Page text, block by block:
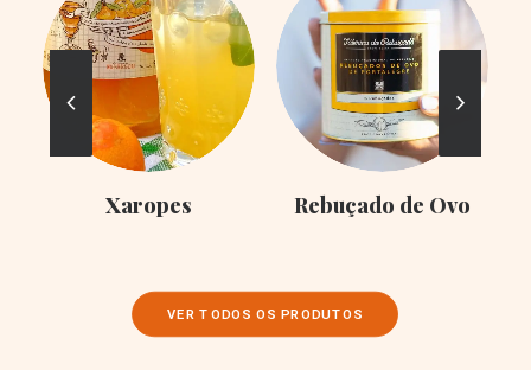
Xaropes Rebuçado de Ovo
VER TODOS OS PRODUTOS